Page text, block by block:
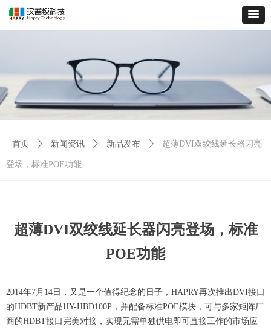
超薄DVI双绞线延长器闪亮登场，标准
POE功能
2014年7月14日，又是一个值得纪念的日子，HAPRY再次推出DVI接口
的HDBT新产品HY-HBD100P，并配备标准POE模块，可与多家矩阵厂
商的HDBT接口完美对接，实现无需单独供电即可直接工作的市场应
首页 ꄲ 新闻资讯 ꄲ 新品发布 ꄲ 超薄DVI双绞线延长器闪亮
登场，标准POE功能